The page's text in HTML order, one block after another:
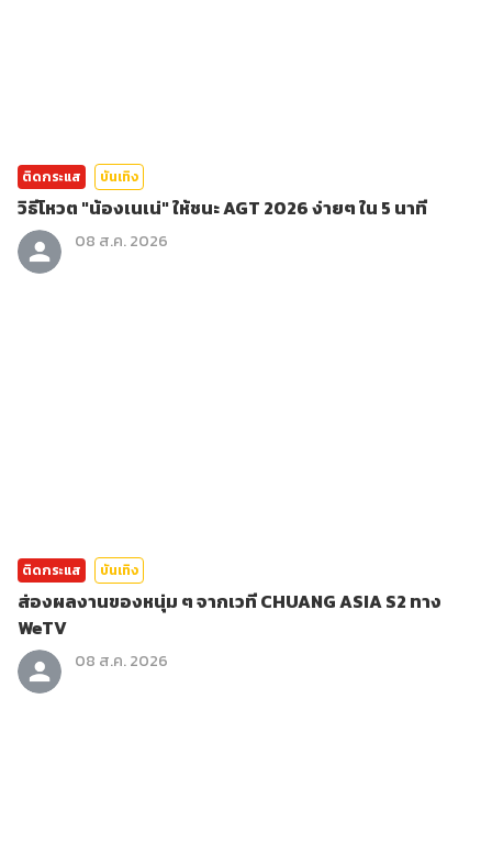
ติดกระแส บันเทิง
วิธีโหวต "น้องเนเน่" ให้ชนะ AGT 2026 ง่ายๆ ใน 5 นาที
08 ส.ค. 2026
ติดกระแส บันเทิง
ส่องผลงานของหนุ่ม ๆ จากเวที CHUANG ASIA S2 ทาง
WeTV
08 ส.ค. 2026